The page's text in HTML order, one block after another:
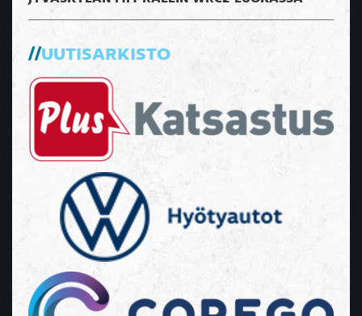
UUTISARKISTO